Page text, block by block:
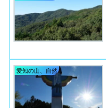
愛知の山、自然